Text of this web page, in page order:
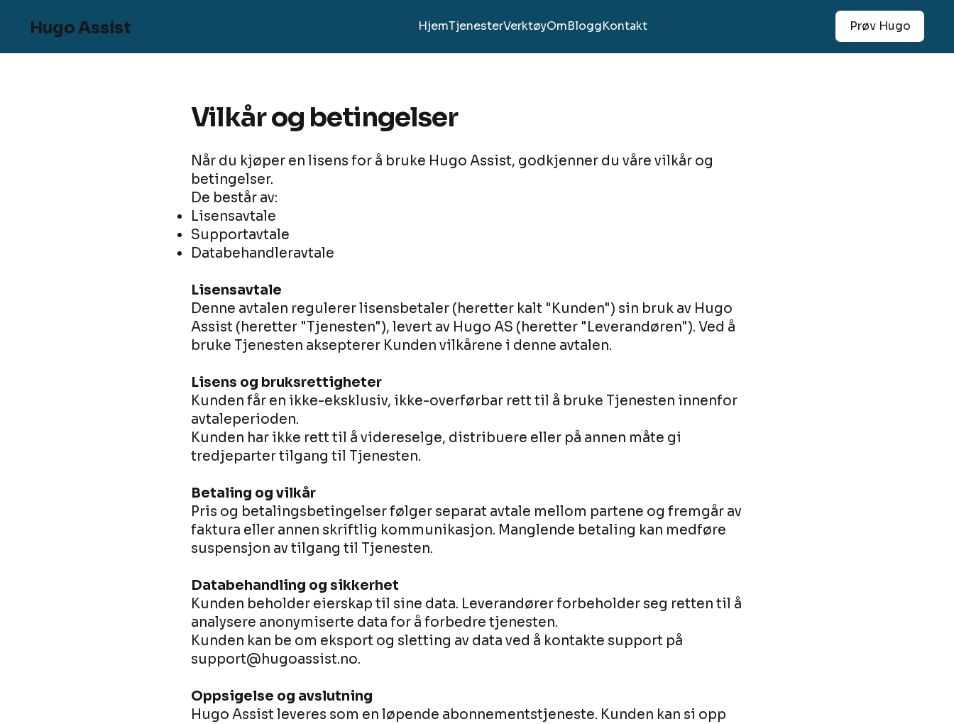
Hugo Assist HjemTjenesterVerktøyOmBloggKontakt Prøv Hugo
Vilkår og betingelser
Når du kjøper en lisens for å bruke Hugo Assist, godkjenner du våre vilkår og
betingelser.
De består av:
Lisensavtale
Supportavtale
Databehandleravtale
Lisensavtale
Denne avtalen regulerer lisensbetaler (heretter kalt "Kunden") sin bruk av Hugo
Assist (heretter "Tjenesten"), levert av Hugo AS (heretter "Leverandøren"). Ved å
bruke Tjenesten aksepterer Kunden vilkårene i denne avtalen.
Lisens og bruksrettigheter
Kunden får en ikke-eksklusiv, ikke-overførbar rett til å bruke Tjenesten innenfor
avtaleperioden.
Kunden har ikke rett til å videreselge, distribuere eller på annen måte gi
tredjeparter tilgang til Tjenesten.
Betaling og vilkår
Pris og betalingsbetingelser følger separat avtale mellom partene og fremgår av
faktura eller annen skriftlig kommunikasjon. Manglende betaling kan medføre
suspensjon av tilgang til Tjenesten.
Databehandling og sikkerhet
Kunden beholder eierskap til sine data. Leverandører forbeholder seg retten til å
analysere anonymiserte data for å forbedre tjenesten.
Kunden kan be om eksport og sletting av data ved å kontakte support på
support@hugoassist.no.
Oppsigelse og avslutning
Hugo Assist leveres som en løpende abonnementstjeneste. Kunden kan si opp